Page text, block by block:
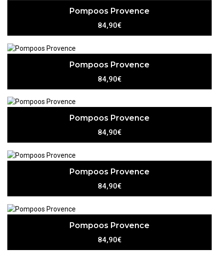
Pompoos Provence
84,90€
Pompoos Provence
84,90€
Pompoos Provence
84,90€
Pompoos Provence
84,90€
Pompoos Provence
84,90€